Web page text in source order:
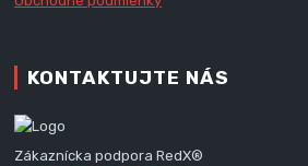
KONTAKTUJTE NÁS
Zákaznícka podpora RedX®